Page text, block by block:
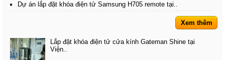
Dự án lắp đặt khóa điện tử Samsung H705 remote tại..
Xem thêm
Lắp đặt khóa điện tử cửa kính Gateman Shine tại
Viện..